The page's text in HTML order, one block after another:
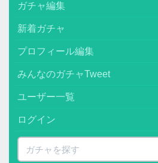
ガチャ編集
新着ガチャ
プロフィール編集
みんなのガチャTweet
ユーザー一覧
ログイン